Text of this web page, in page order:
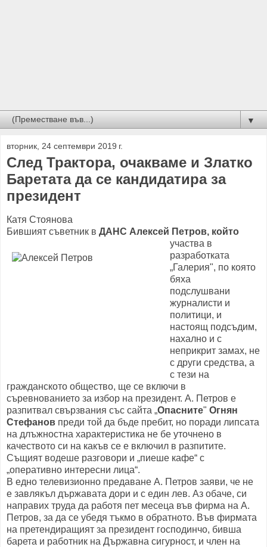
▼
вторник, 24 септември 2019 г.
След Трактора, очакваме и Златко
Баретата да се кандидатира за
президент
Катя Стоянова
Бившият съветник в ДАНС Алексей Петров, който
участва в
разработката
„Галерия", по която
бяха
подслушвани
журналисти и
политици, и
настоящ подсъдим,
нахално и с
неприкрит замах, не
с други средства, а
с тези на
гражданското общество, ще се включи в
съревнованието за избор на президент. А. Петров е
разпитвал свързвания със сайта „Опасните" Огнян
Стефанов преди той да бъде пребит, но поради липсата
на длъжностна характеристика не бе уточнено в
качеството си на какъв се е включил в разпитите.
Същият водеше разговори и „пиеше кафе“ с
„оперативно интересни лица“.
В едно телевизионно предаване А. Петров заяви, че не
е завлякъл държавата дори и с един лев. Аз обаче, си
направих труда да работя пет месеца във фирма на А.
Петров, за да се убедя тъкмо в обратното. Във фирмата
на претендиращият за президент господинчо, бивша
барета и работник на Държавна сигурност, и член на